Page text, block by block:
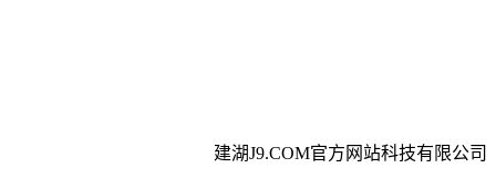
建湖J9.COM官方网站科技有限公司